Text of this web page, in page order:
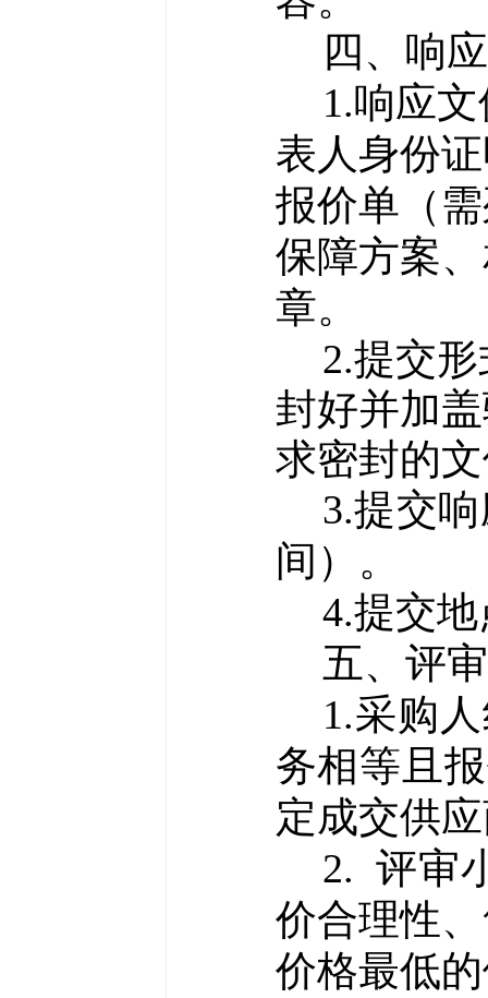
四、响
1.响应
表人身份
报价单（
保障方案
章。
2.提交
封好并加
求密封的
3.提交
间）。
4.提交
五、评
1.采购
务相等且
定成交供
2. 评审
价合理性
价格最低